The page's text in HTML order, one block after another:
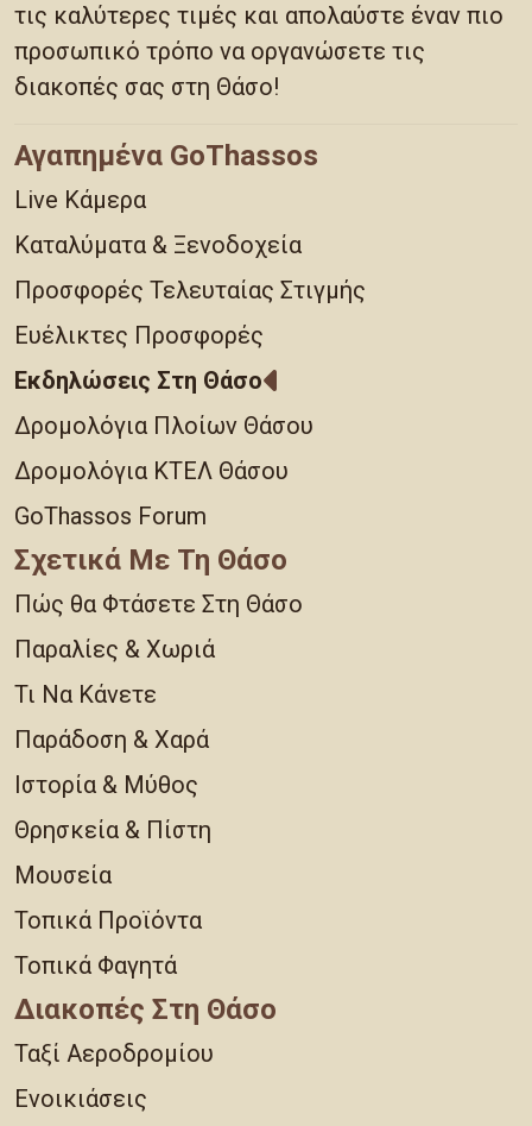
τις καλύτερες τιμές και απολαύστε έναν πιο
προσωπικό τρόπο να οργανώσετε τις
διακοπές σας στη Θάσο!
Αγαπημένα GoThassos
Live Κάμερα
Καταλύματα & Ξενοδοχεία
Προσφορές Τελευταίας Στιγμής
Ευέλικτες Προσφορές
Εκδηλώσεις Στη Θάσο
Δρομολόγια Πλοίων Θάσου
Δρομολόγια ΚΤΕΛ Θάσου
GoThassos Forum
Σχετικά Με Τη Θάσο
Πώς θα Φτάσετε Στη Θάσο
Παραλίες & Χωριά
Τι Να Κάνετε
Παράδοση & Χαρά
Ιστορία & Μύθος
Θρησκεία & Πίστη
Μουσεία
Τοπικά Προϊόντα
Τοπικά Φαγητά
Διακοπές Στη Θάσο
Ταξί Αεροδρομίου
Ενοικιάσεις